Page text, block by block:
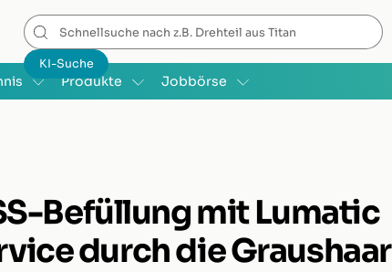
Produkte Jobbörse
Befüllung mit Lumatic
durch die Graushaar